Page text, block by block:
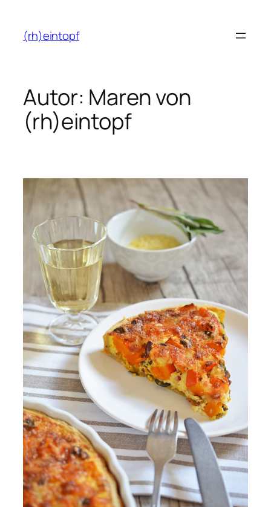
Inhalt
springen
(rh)eintopf
Autor: Maren von
(rh)eintopf